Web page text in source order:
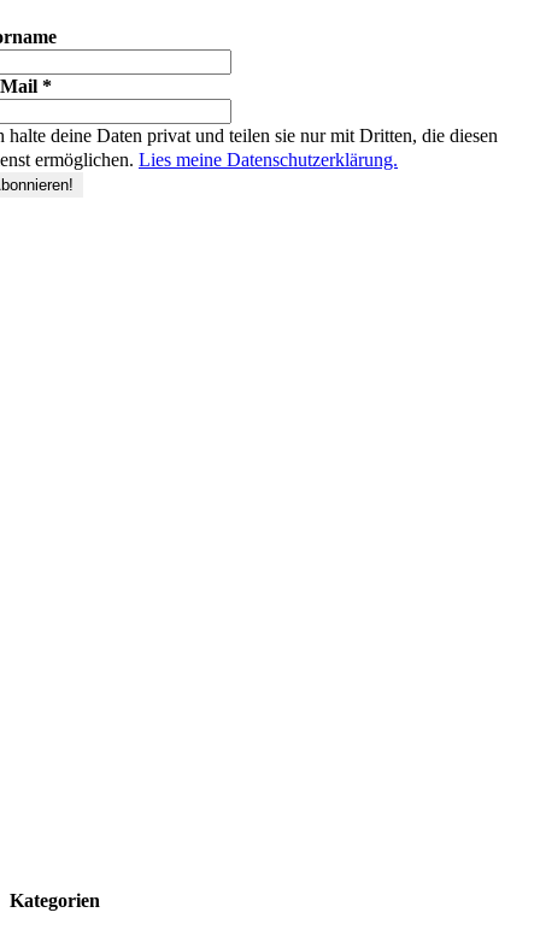
*
halte deine Daten privat und teilen sie nur mit Dritten, die diesen
ermöglichen. Lies meine Datenschutzerklärung.
Kategorien